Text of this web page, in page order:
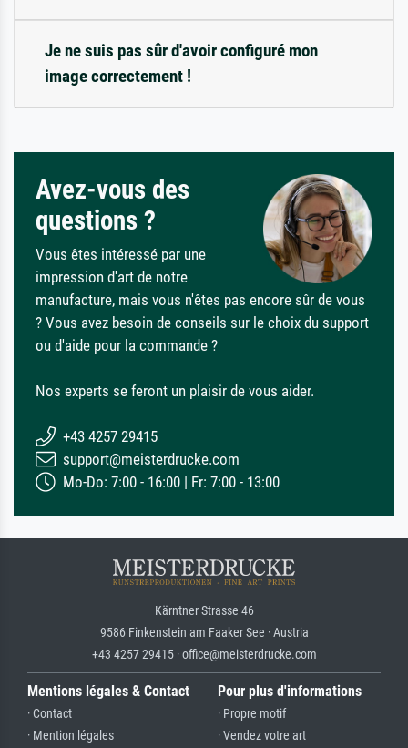
Je ne suis pas sûr d'avoir configuré mon
image correctement !
Avez-vous des
questions ?
Vous êtes intéressé par une
impression d'art de notre
manufacture, mais vous n'êtes pas encore sûr de vous
? Vous avez besoin de conseils sur le choix du support
ou d'aide pour la commande ?
Nos experts se feront un plaisir de vous aider.
+43 4257 29415
support@meisterdrucke.com
Mo-Do: 7:00 - 16:00 | Fr: 7:00 - 13:00
Kärntner Strasse 46
9586 Finkenstein am Faaker See · Austria
+43 4257 29415 · office@meisterdrucke.com
Mentions légales & Contact
· Contact
· Mention légales
Pour plus d'informations
· Propre motif
· Vendez votre art